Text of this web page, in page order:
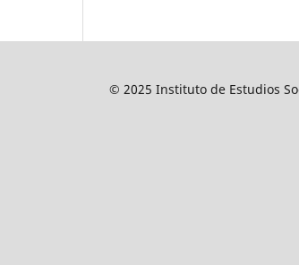
© 2025 Instituto de Estudios